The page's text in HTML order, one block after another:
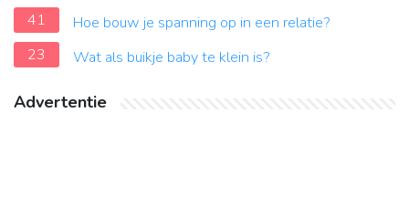
41
Hoe bouw je spanning op in een relatie?
23
Wat als buikje baby te klein is?
Advertentie